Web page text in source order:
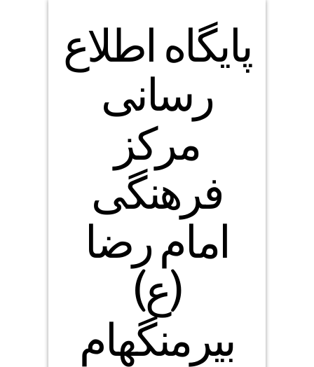
پایگاه اطلاع
رسانی
مرکز
فرهنگی
امام رضا
(ع)
بیرمنگهام